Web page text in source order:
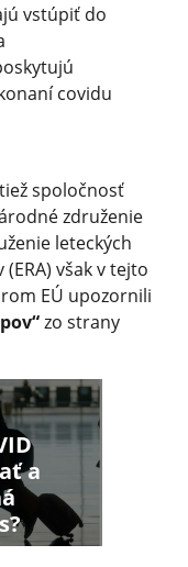
vstúpiť do
covidu
spoločnosť
združenie
leteckých
však v tejto
EÚ upozornili
zo strany
a